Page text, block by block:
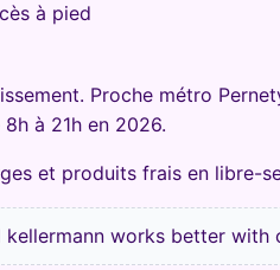
à pied
Proche métro
à 21h en 2026.
et produits frais en libre-
works better with